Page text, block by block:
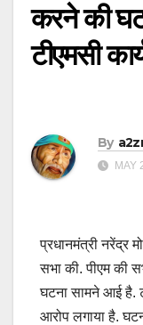
करने की
टीएमसी
By
MAY
प्रधानमंत्री नरेंद्र
सभा की. पीएम की
घटना सामने आई है.
आरोप लगाया है.